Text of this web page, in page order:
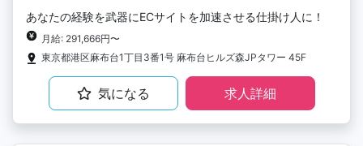
あなたの経験を武器にECサイトを加速させる仕掛け人に！
月給: 291,666円〜
東京都港区麻布台1丁目3番1号 麻布台ヒルズ森JPタワー 45F
気になる 求人詳細